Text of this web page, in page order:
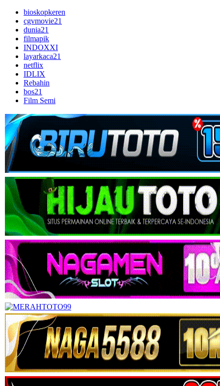
bioskopkeren
cgvmovie21
dunia21
filmapik
INDOXXI
layarkaca21
netflix
IDLIX
Rebahin
bos21
Film Semi